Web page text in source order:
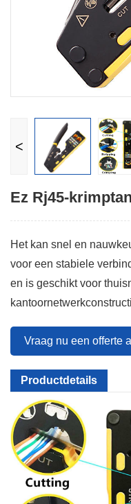
<
Ez Rj45-
Het kan snel en
voor een stabiele
en is geschikt voor
Vraag nu een offerte
Productdetails